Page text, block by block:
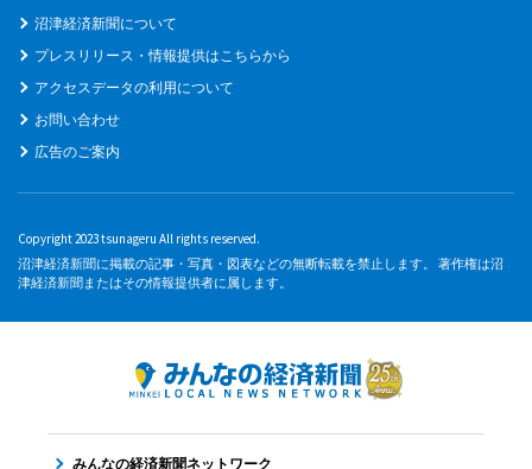
沼津経済新聞について
プレスリリース・情報提供はこちらから
アクセスデータの利用について
お問い合わせ
広告のご案内
Copyright 2023 tsunageru All rights reserved.
沼津経済新聞に掲載の記事・写真・図表などの無断転載を禁止します。 著作権は沼
津経済新聞またはその情報提供者に属します。
みんなの経済新聞ネットワーク